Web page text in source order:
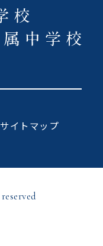
サイトマップ